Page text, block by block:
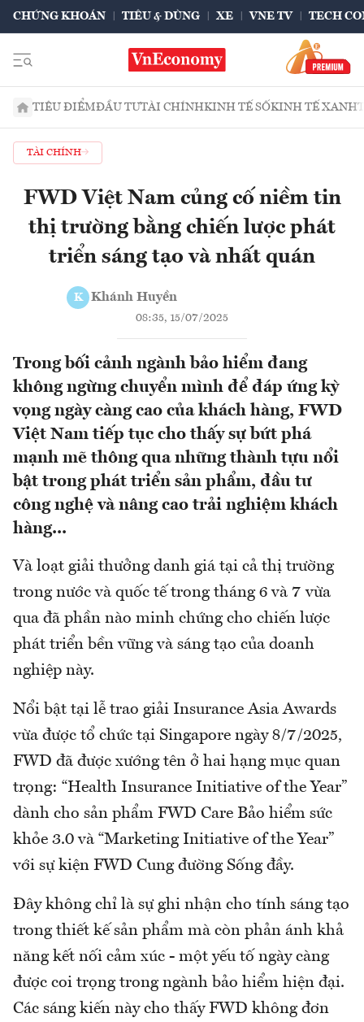
CHỨNG KHOÁN TIÊU & DÙNG XE VNE TV TECH
TIÊU ĐIỂMĐẦU TƯTÀI CHÍNHKINH TẾ SỐKINH TẾ XANH
TÀI CHÍNH
FWD Việt Nam củng cố niềm tin
thị trường bằng chiến lược phát
triển sáng tạo và nhất quán
K Khánh Huyền
08:35, 15/07/2025
Trong bối cảnh ngành bảo hiểm đang
không ngừng chuyển mình để đáp ứng kỳ
vọng ngày càng cao của khách hàng, FWD
Việt Nam tiếp tục cho thấy sự bứt phá
mạnh mẽ thông qua những thành tựu nổi
bật trong phát triển sản phẩm, đầu tư
công nghệ và nâng cao trải nghiệm khách
hàng...
Và loạt giải thưởng danh giá tại cả thị trường
trong nước và quốc tế trong tháng 6 và 7 vừa
qua đã phần nào minh chứng cho chiến lược
phát triển bền vững và sáng tạo của doanh
nghiệp này.
Nổi bật tại lễ trao giải Insurance Asia Awards
vừa được tổ chức tại Singapore ngày 8/7/2025,
FWD đã được xướng tên ở hai hạng mục quan
trọng: “Health Insurance Initiative of the Year”
dành cho sản phẩm FWD Care Bảo hiểm sức
khỏe 3.0 và “Marketing Initiative of the Year”
với sự kiện FWD Cung đường Sống đầy.
Đây không chỉ là sự ghi nhận cho tính sáng tạo
trong thiết kế sản phẩm mà còn phản ánh khả
năng kết nối cảm xúc - một yếu tố ngày càng
được coi trọng trong ngành bảo hiểm hiện đại.
Các sáng kiến này cho thấy FWD không đơn